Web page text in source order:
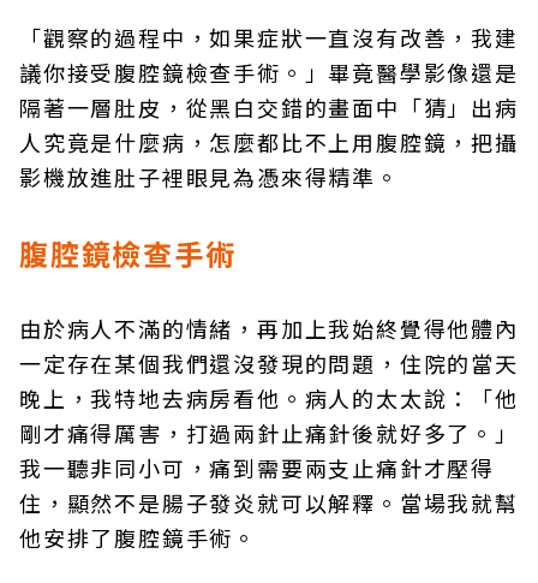
「觀察的過程中，如果症狀一直沒有改善，我建
議你接受腹腔鏡檢查手術。」畢竟醫學影像還是
隔著一層肚皮，從黑白交錯的畫面中「猜」出病
人究竟是什麼病，怎麼都比不上用腹腔鏡，把攝
影機放進肚子裡眼見為憑來得精準。
腹腔鏡檢查手術
由於病人不滿的情緒，再加上我始終覺得他體內
一定存在某個我們還沒發現的問題，住院的當天
晚上，我特地去病房看他。病人的太太說：「他
剛才痛得厲害，打過兩針止痛針後就好多了。」
我一聽非同小可，痛到需要兩支止痛針才壓得
住，顯然不是腸子發炎就可以解釋。當場我就幫
他安排了腹腔鏡手術。